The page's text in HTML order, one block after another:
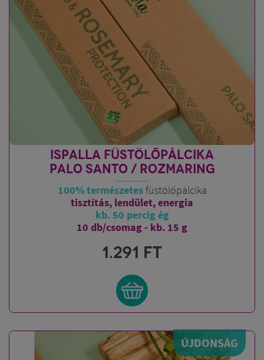
ISPALLA FÜSTÖLŐPÁLCIKA
PALO SANTO / ROZMARING
100% természetesfüstölőpálcika
tisztítás, lendület, energia
kb. 50 percig ég
10 db/csomag - kb. 15 g
1.291 FT
ÚJDONSÁG